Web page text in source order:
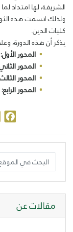
الشريفة، لها امتداد
ولذلك اتسمت هذه
كليات الدين.
يذكر أن هذه الدورة،
المحور
المحور
المحور
المحور
مقالات عن